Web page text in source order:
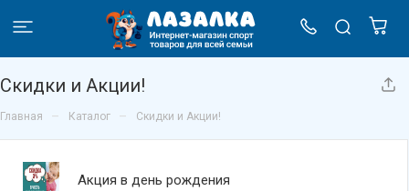
Скидки и Акции!
Главная – Каталог – Скидки и Акции!
Акция в день рождения